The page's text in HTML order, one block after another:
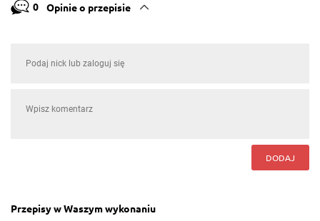
0 Opinie o przepisie
DODAJ
Przepisy w Waszym wykonaniu